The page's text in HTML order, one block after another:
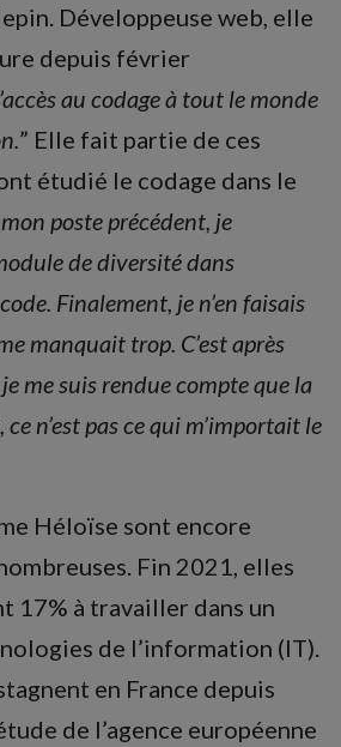
Développeuse web, elle
depuis février
au codage à tout le monde
” Elle fait partie de ces
étudié le codage dans le
poste précédent, je
de diversité dans
Finalement, je n’en faisais
manquait trop. C’est après
me suis rendue compte que la
n’est pas ce qui m’importait le
Héloïse sont encore
Fin 2021, elles
17% à travailler dans un
de l’information (IT).
en France depuis
de l’agence européenne